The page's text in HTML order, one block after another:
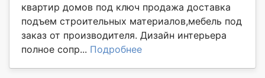
квартир домов под ключ продажа доставка
подъем строительных материалов,мебель под
заказ от производителя. Дизайн интерьера
полное сопр... Подробнее